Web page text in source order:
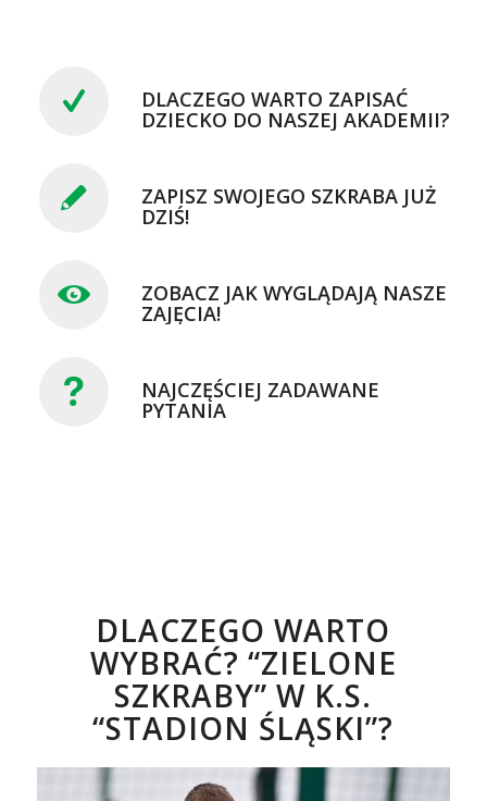
DLACZEGO WARTO ZAPISAĆ
DZIECKO DO NASZEJ AKADEMII?
ZAPISZ SWOJEGO SZKRABA JUŻ
DZIŚ!
ZOBACZ JAK WYGLĄDAJĄ NASZE
ZAJĘCIA!
NAJCZĘŚCIEJ ZADAWANE
PYTANIA
DLACZEGO WARTO
WYBRAĆ? “ZIELONE
SZKRABY” W K.S.
“STADION ŚLĄSKI”?